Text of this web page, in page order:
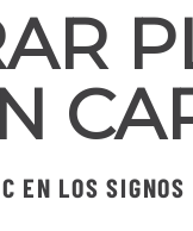
EN LOS